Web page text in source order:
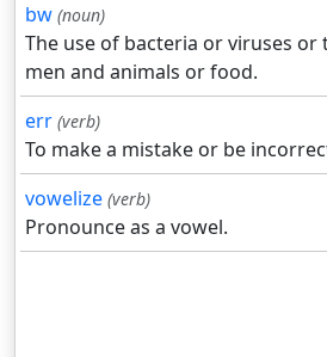
bw (noun)
The use of bacteria or viruses
men and animals or food.
err (verb)
To make a mistake or be
vowelize (verb)
Pronounce as a vowel.